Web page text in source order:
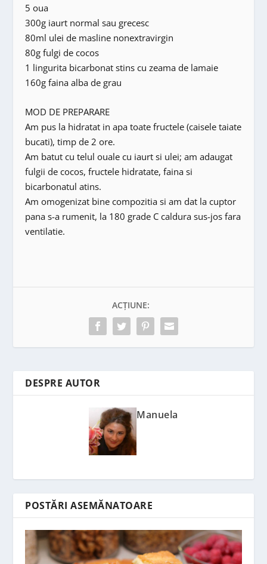
5 oua
300g iaurt normal sau grecesc
80ml ulei de masline nonextravirgin
80g fulgi de cocos
1 lingurita bicarbonat stins cu zeama de lamaie
160g faina alba de grau
MOD DE PREPARARE
Am pus la hidratat in apa toate fructele (caisele taiate
bucati), timp de 2 ore.
Am batut cu telul ouale cu iaurt si ulei; am adaugat
fulgii de cocos, fructele hidratate, faina si
bicarbonatul atins.
Am omogenizat bine compozitia si am dat la cuptor
pana s-a rumenit, la 180 grade C caldura sus-jos fara
ventilatie.
ACȚIUNE:
DESPRE AUTOR
Manuela
POSTĂRI ASEMĂNATOARE